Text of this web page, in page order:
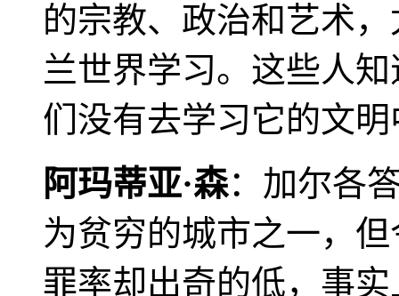
的宗教、政治和艺术
兰世界学习。这些人
们没有去学习它的文
阿玛蒂亚·森：加尔各
为贫穷的城市之一，
罪率却出奇的低，事